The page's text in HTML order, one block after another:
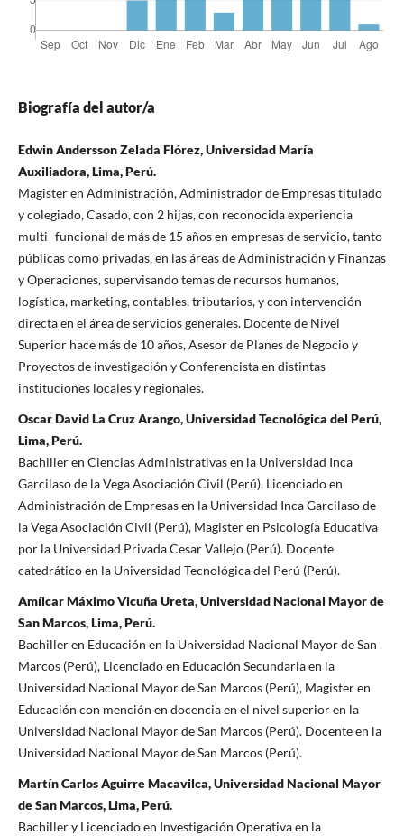
Biografía del autor/a
Edwin Andersson Zelada Flórez, Universidad María
Auxiliadora, Lima, Perú.
Magister en Administración, Administrador de Empresas titulado
y colegiado, Casado, con 2 hijas, con reconocida experiencia
multi–funcional de más de 15 años en empresas de servicio, tanto
públicas como privadas, en las áreas de Administración y Finanzas
y Operaciones, supervisando temas de recursos humanos,
logística, marketing, contables, tributarios, y con intervención
directa en el área de servicios generales. Docente de Nivel
Superior hace más de 10 años, Asesor de Planes de Negocio y
Proyectos de investigación y Conferencista en distintas
instituciones locales y regionales.
Oscar David La Cruz Arango, Universidad Tecnológica del Perú,
Lima, Perú.
Bachiller en Ciencias Administrativas en la Universidad Inca
Garcilaso de la Vega Asociación Civil (Perú), Licenciado en
Administración de Empresas en la Universidad Inca Garcilaso de
la Vega Asociación Civil (Perú), Magister en Psicología Educativa
por la Universidad Privada Cesar Vallejo (Perú). Docente
catedrático en la Universidad Tecnológica del Perú (Perú).
Amílcar Máximo Vicuña Ureta, Universidad Nacional Mayor de
San Marcos, Lima, Perú.
Bachiller en Educación en la Universidad Nacional Mayor de San
Marcos (Perú), Licenciado en Educación Secundaria en la
Universidad Nacional Mayor de San Marcos (Perú), Magister en
Educación con mención en docencia en el nivel superior en la
Universidad Nacional Mayor de San Marcos (Perú). Docente en la
Universidad Nacional Mayor de San Marcos (Perú).
Martín Carlos Aguirre Macavilca, Universidad Nacional Mayor
de San Marcos, Lima, Perú.
Bachiller y Licenciado en Investigación Operativa en la